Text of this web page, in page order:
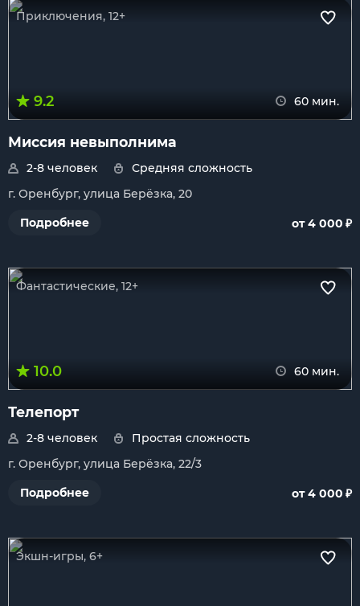
Приключения, 12+
9.2 60 мин.
Миссия невыполнима
2-8 человек
Средняя сложность
г. Оренбург, улица Берёзка, 20
Подробнее
от 4 000 ₽
Фантастические, 12+
10.0 60 мин.
Телепорт
2-8 человек
Простая сложность
г. Оренбург, улица Берёзка, 22/3
Подробнее
от 4 000 ₽
Экшн-игры, 6+